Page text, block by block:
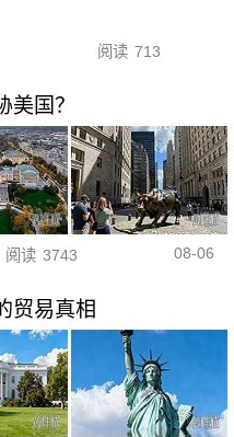
阅读 713
国？
阅读 3743 08-06
贸易真相